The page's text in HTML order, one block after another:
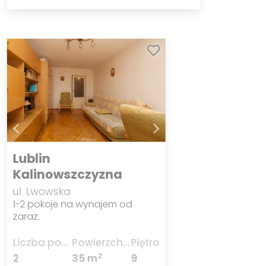
Lublin
Kalinowszczyzna
ul. Lwowska
1-2 pokoje na wynajem od
zaraz.
Liczba pokoi
2
Powierzchnia
35 m2
Piętro
9